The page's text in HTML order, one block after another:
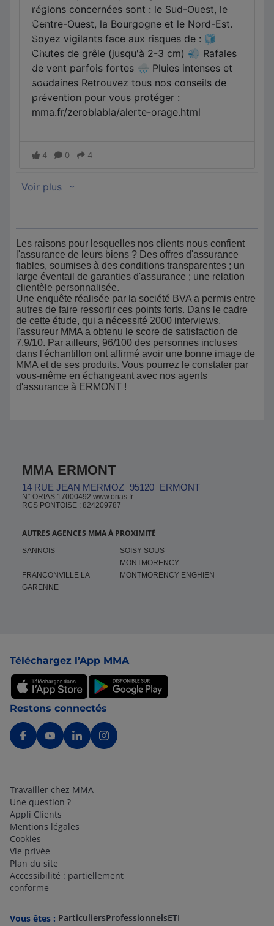
Les raisons pour lesquelles nos clients nous confient
l'assurance de leurs biens ? Des offres d'assurance
fiables, soumises à des conditions transparentes ; un
large éventail de garanties d'assurance ; une relation
clientèle personnalisée.
Une enquête réalisée par la société BVA a permis entre
autres de faire ressortir ces points forts. Dans le cadre
de cette étude, qui a nécessité 2000 interviews,
l'assureur MMA a obtenu le score de satisfaction de
7,9/10. Par ailleurs, 96/100 des personnes incluses
dans l'échantillon ont affirmé avoir une bonne image de
MMA et de ses produits. Vous pourrez le constater par
vous-même en échangeant avec nos agents
d'assurance à ERMONT !
MMA ERMONT
14 RUE JEAN MERMOZ 95120 ERMONT
N° ORIAS:17000492 www.orias.fr
RCS PONTOISE : 824209787
AUTRES AGENCES MMA À PROXIMITÉ
SANNOIS
SOISY SOUS
MONTMORENCY
FRANCONVILLE LA
GARENNE
MONTMORENCY ENGHIEN
Téléchargez l’App MMA
Restons connectés
Travailler chez MMA
Une question ?
Appli Clients
Mentions légales
Cookies
Vie privée
Plan du site
Accessibilité : partiellement
conforme
Vous êtes : ParticuliersProfessionnelsETI